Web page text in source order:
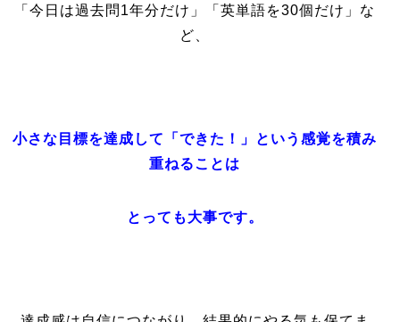
「今日は過去問1年分だけ」「英単語を30個だけ」な
ど、
小さな目標を達成して「できた！」という感覚を積み
重ねることは
とっても大事です。